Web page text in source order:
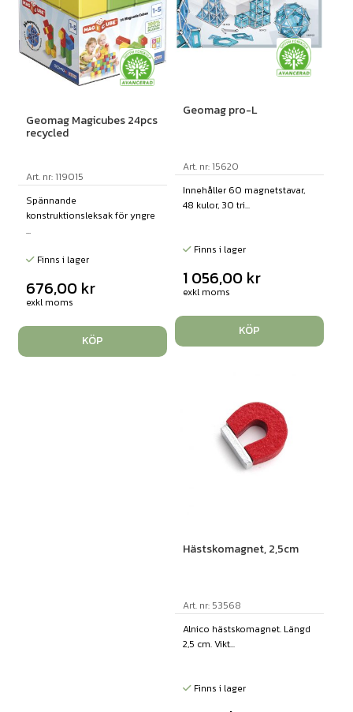
Geomag Magicubes 24pcs
recycled
Art. nr: 119015
Spännande
konstruktionsleksak för yngre
...
Finns i lager
676,00 kr
exkl moms
KÖP
Geomag pro-L
Art. nr: 15620
Innehåller 60 magnetstavar,
48 kulor, 30 tri...
Finns i lager
1 056,00 kr
exkl moms
KÖP
Hästskomagnet, 2,5cm
Art. nr: 53568
Alnico hästskomagnet. Längd
2,5 cm. Vikt...
Finns i lager